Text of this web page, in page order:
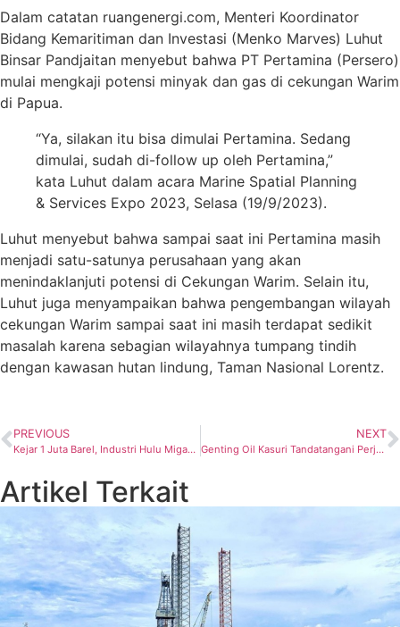
Dalam catatan ruangenergi.com, Menteri Koordinator
Bidang Kemaritiman dan Investasi (Menko Marves) Luhut
Binsar Pandjaitan menyebut bahwa PT Pertamina (Persero)
mulai mengkaji potensi minyak dan gas di cekungan Warim
di Papua.
“Ya, silakan itu bisa dimulai Pertamina. Sedang
dimulai, sudah di-follow up oleh Pertamina,”
kata Luhut dalam acara Marine Spatial Planning
& Services Expo 2023, Selasa (19/9/2023).
Luhut menyebut bahwa sampai saat ini Pertamina masih
menjadi satu-satunya perusahaan yang akan
menindaklanjuti potensi di Cekungan Warim. Selain itu,
Luhut juga menyampaikan bahwa pengembangan wilayah
cekungan Warim sampai saat ini masih terdapat sedikit
masalah karena sebagian wilayahnya tumpang tindih
dengan kawasan hutan lindung, Taman Nasional Lorentz.
PREVIOUS
Kejar 1 Juta Barel, Industri Hulu Migas Butuh Investasi sekitar US$20 Miliar per Tahun
NEXT
Genting Oil Kasuri Tandatangani Perjanjian Jual Beli Gas Dengan Pupuk Indonesia
Artikel Terkait